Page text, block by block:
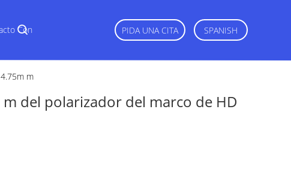
Con PIDA UNA CITA SPANISH
m
del polarizador del marco de HD